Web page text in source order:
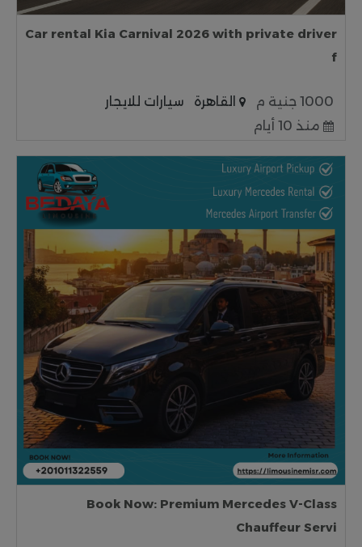
Car rental Kia Carnival 2026 with private driver
f
1000 جنية م القاهرة
سيارات للايجار
منذ 10 أيام
Book Now: Premium Mercedes V-Class
Chauffeur Servi